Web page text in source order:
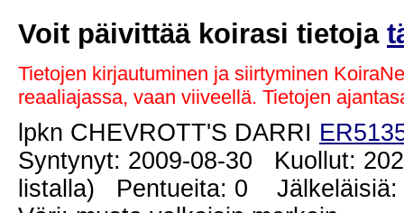
Voit päivittää koirasi tietoja
Tietojen kirjautuminen ja siirtyminen
reaaliajassa, vaan viiveellä. Tietojen
lpkn CHEVROTT'S DARRI
Syntynyt: 2009-08-30 Kuollut:
listalla) Pentueita: 0 Jälkeläisiä: